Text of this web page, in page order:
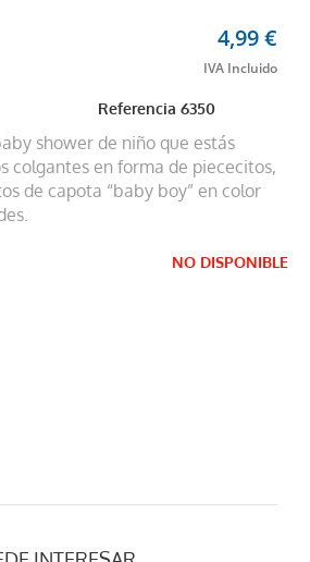
Referencia6350
4,99 €
shower de niño que estás
colgantes en forma de piececitos,
de capota “baby boy” en color
NO DISPONIBLE